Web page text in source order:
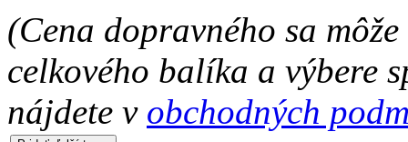
(Cena dopravného sa
celkového balíka a výbere
nájdete v obchodných